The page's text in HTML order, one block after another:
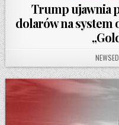
Trump ujawnia
dolarów na